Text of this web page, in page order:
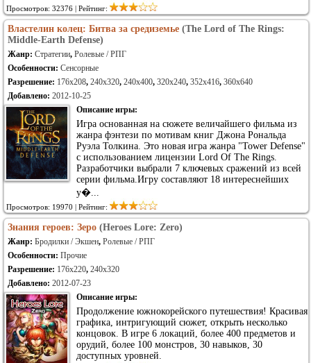
Просмотров: 32376 | Рейтинг:
Властелин колец: Битва за средиземье (The Lord of The Rings:
Middle-Earth Defense)
Жанр: Стратегии, Ролевые / РПГ
Особенности: Сенсорные
Разрешение: 176x208, 240x320, 240x400, 320x240, 352x416, 360x640
Добавлено: 2012-10-25
Описание игры:
Игра основанная на сюжете величайшего фильма из
жанра фэнтези по мотивам книг Джона Рональда
Руэла Толкина. Это новая игра жанра "Tower Defense"
с использованием лицензии Lоrd Of Thе Rings.
Разработчики выбрали 7 ключевых сражений из всей
серии фильма.Игру составляют 18 интереснейших
у�...
Просмотров: 19970 | Рейтинг:
Знания героев: Зеро (Heroes Lore: Zero)
Жанр: Бродилки / Экшен, Ролевые / РПГ
Особенности: Прочие
Разрешение: 176x220, 240x320
Добавлено: 2012-07-23
Описание игры:
Продолжение южнокорейского путешествия! Красивая
графика, интригующий сюжет, открыть несколько
концовок. В игре 6 локаций, более 400 предметов и
орудий, более 100 монстров, 30 навыков, 30
доступных уровней.